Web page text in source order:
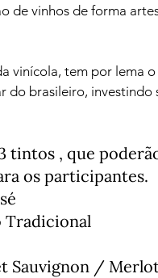
de vinhos de forma
vinícola, tem por lema
do brasileiro, investindo
tintos , que
os participantes.
Tradicional
Sauvignon /